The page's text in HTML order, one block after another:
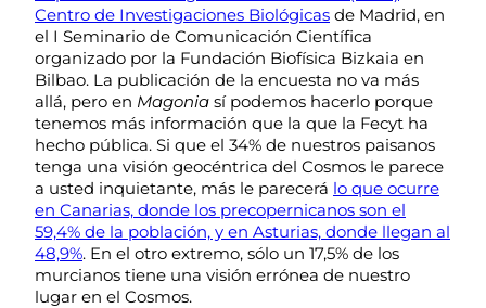
Centro de Investigaciones Biológicas de Madrid, en
el I Seminario de Comunicación Científica
organizado por la Fundación Biofísica Bizkaia en
Bilbao. La publicación de la encuesta no va más
allá, pero en Magonia sí podemos hacerlo porque
tenemos más información que la que la Fecyt ha
hecho pública. Si que el 34% de nuestros paisanos
tenga una visión geocéntrica del Cosmos le parece
a usted inquietante, más le parecerá lo que ocurre
en Canarias, donde los precopernicanos son el
59,4% de la población, y en Asturias, donde llegan al
48,9%. En el otro extremo, sólo un 17,5% de los
murcianos tiene una visión errónea de nuestro
lugar en el Cosmos.